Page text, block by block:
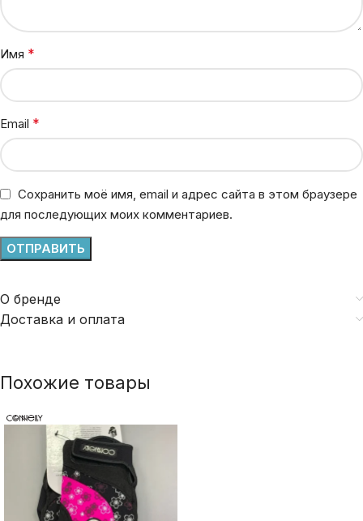
Имя *
Email *
Сохранить моё имя, email и адрес сайта в этом браузере
для последующих моих комментариев.
О бренде
Доставка и оплата
Похожие товары